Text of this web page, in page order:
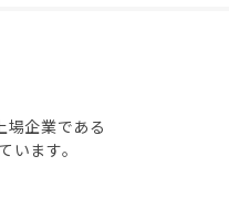
場企業である
ます。